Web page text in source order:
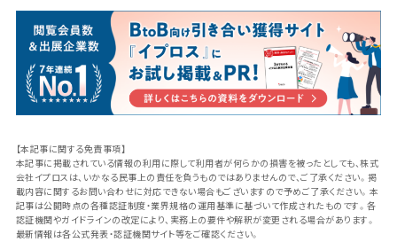
【本記事に関する免責事項】
本記事に掲載されている情報の利用に際して利用者が何らかの損害を被ったとしても、株式
会社イプロスは、いかなる民事上の責任を負うものではありませんので、ご了承ください。掲
載内容に関するお問い合わせに対応できない場合もございますので予めご了承ください。本
記事は公開時点の各種認証制度・業界規格の運用基準に基づいて作成されたものです。各
認証機関やガイドラインの改定により、実務上の要件や解釈が変更される場合があります。
最新情報は各公式発表・認証機関サイト等をご確認ください。